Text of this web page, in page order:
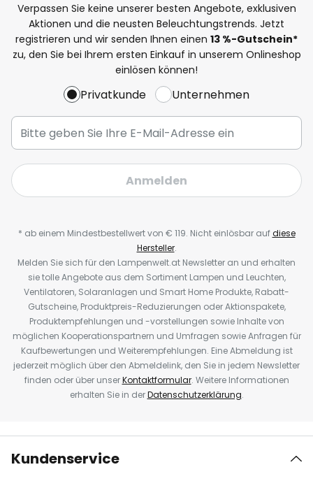
Verpassen Sie keine unserer besten Angebote, exklusiven
Aktionen und die neusten Beleuchtungstrends. Jetzt
registrieren und wir senden Ihnen einen 13 %-Gutschein*
zu, den Sie bei Ihrem ersten Einkauf in unserem Onlineshop
einlösen können!
Privatkunde Unternehmen
Anmelden
* ab einem Mindestbestellwert von € 119. Nicht einlösbar aufdiese
Hersteller.
Melden Sie sich für den Lampenwelt.at Newsletter an und erhalten
sie tolle Angebote aus dem Sortiment Lampen und Leuchten,
Ventilatoren, Solaranlagen und Smart Home Produkte, Rabatt-
Gutscheine, Produktpreis-Reduzierungen oder Aktionspakete,
Produktempfehlungen und -vorstellungen sowie Inhalte von
möglichen Kooperationspartnern und Umfragen sowie Anfragen für
Kaufbewertungen und Weiterempfehlungen. Eine Abmeldung ist
jederzeit möglich über den Abmeldelink, den Sie in jedem Newsletter
finden oder über unserKontaktformular. Weitere Informationen
erhalten Sie in derDatenschutzerklärung.
Kundenservice